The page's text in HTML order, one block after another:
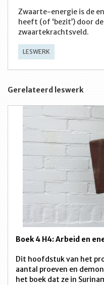
Zwaarte-energie is de
heeft (of ‘bezit’) door
zwaartekrachtsveld.
LESWERK
Gerelateerd leswerk
Boek 4 H4: Arbeid en
Dit hoofdstuk van het
aantal proeven en
het boek dat ze in